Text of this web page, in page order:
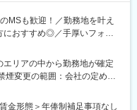
ンの業務は情報提供となるた
は基本的に発生せず、営業
で助け合う社風が整ってお
じっくり関係構築が可能で
MSも歓迎！／勤務地を叶え
におすすめ◎／手厚いフォロ
エリアの中から勤務地が確定
煙変更の範囲：会社の定める
金形態＞年俸制補足事項なし